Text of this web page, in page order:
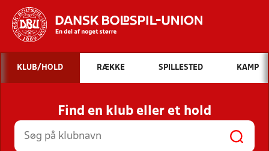
Hvad vil du søge efter?
INDHOLD OG NYHEDER
STILLINGER, RESULTATER, KLUBBER OG
HOLD
KLUB/HOLD RÆKKE SPILLESTED KAMP
Find en klub eller et hold